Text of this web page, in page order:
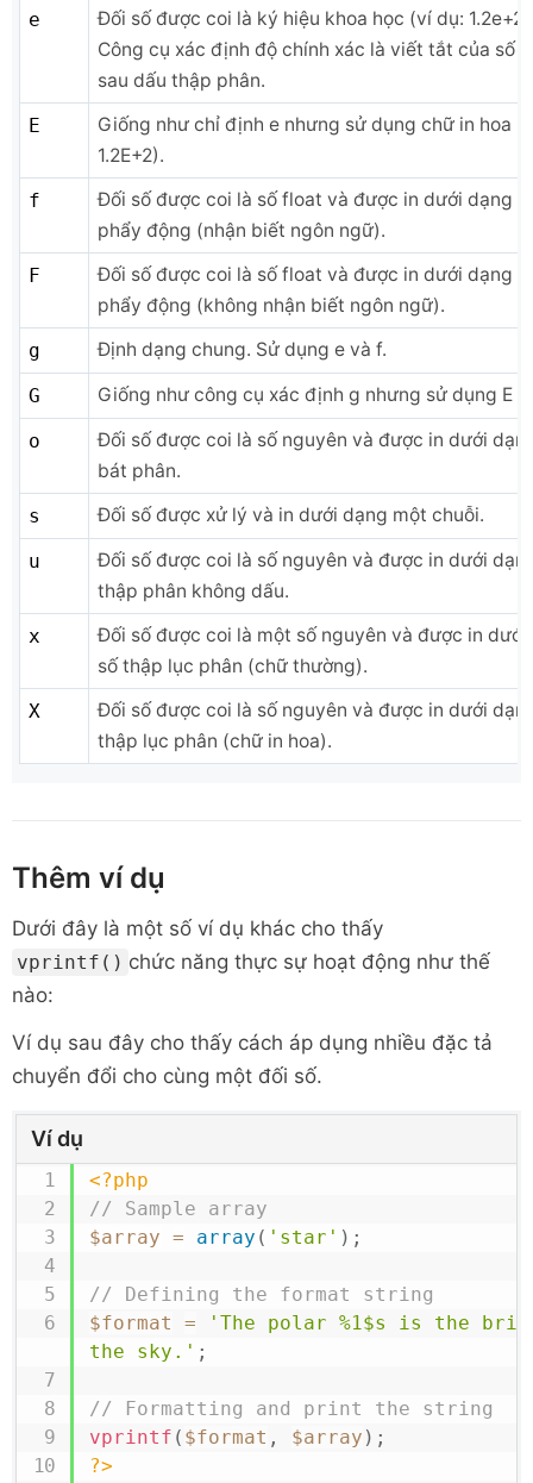
e
Đối số được coi là ký hiệu khoa học (ví dụ:
Công cụ xác định độ chính xác là viết tắt của số
sau dấu thập phân.
E
Giống như chỉ định e nhưng sử dụng chữ in hoa
1.2E+2).
f
Đối số được coi là số float và được in dưới dạng
phẩy động (nhận biết ngôn ngữ).
F
Đối số được coi là số float và được in dưới dạng
phẩy động (không nhận biết ngôn ngữ).
g
Định dạng chung. Sử dụng e và f.
G Giống như công cụ xác định g nhưng sử dụng E
o
Đối số được coi là số nguyên và được in dưới
bát phân.
s
Đối số được xử lý và in dưới dạng một chuỗi.
u
Đối số được coi là số nguyên và được in dưới
thập phân không dấu.
x
Đối số được coi là một số nguyên và được in dưới
số thập lục phân (chữ thường).
X
Đối số được coi là số nguyên và được in dưới
thập lục phân (chữ in hoa).
Thêm ví dụ
Dưới đây là một số ví dụ khác cho thấy
vprintf() chức năng thực sự hoạt động như thế
nào:
Ví dụ sau đây cho thấy cách áp dụng nhiều đặc tả
chuyển đổi cho cùng một đối số.
Ví dụ
<?php
// Sample array
$array = array ( 'star' ) ;
// Defining the format string
$format
=
'The polar %1$s is the
the sky.' ;
// Formatting and print the string
vprintf ( $format , $array ) ;
?>